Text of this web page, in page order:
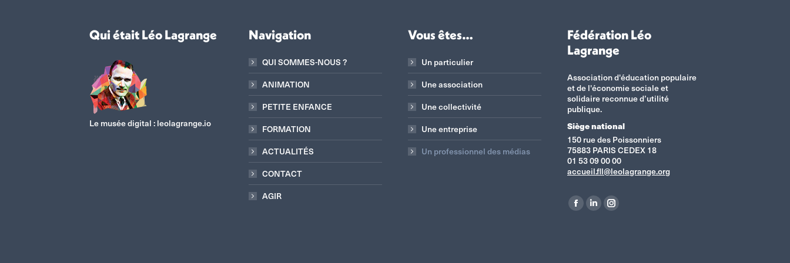
Qui était Léo Lagrange
Le musée digital : leolagrange.io
Navigation
QUI SOMMES-NOUS ?
ANIMATION
PETITE ENFANCE
FORMATION
ACTUALITÉS
CONTACT
AGIR
Vous êtes…
Un particulier
Une association
Une collectivité
Une entreprise
Un professionnel des médias
Fédération Léo
Lagrange
Association d'éducation populaire
et de l'économie sociale et
solidaire reconnue d’utilité
publique.
Siège national
150 rue des Poissonniers
75883 PARIS CEDEX 18
01 53 09 00 00
accueil.fll@leolagrange.org
Retrouvez-nous sur :
La
La
La